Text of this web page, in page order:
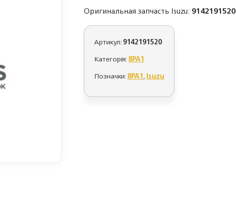
Оригинальная запчасть Isuzu: 9142191520
Артикул:9142191520
Категорія:8PA1
Позначки:8PA1,Isuzu